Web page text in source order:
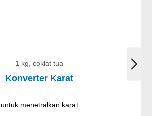
1 kg, coklat tua
Konverter Karat
untuk menetralkan karat